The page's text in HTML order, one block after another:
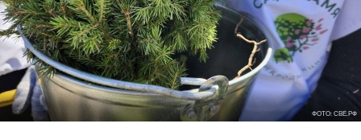
ФОТО: СВЕ.РФ